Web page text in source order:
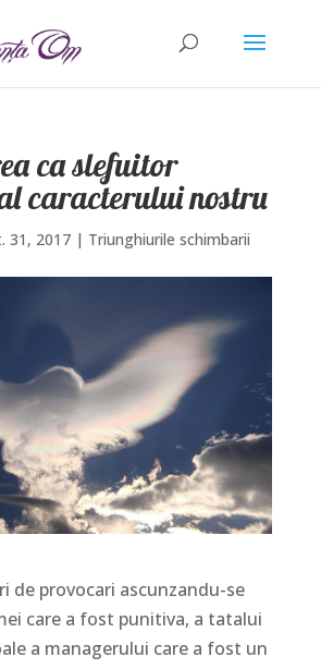
ca slefuitor
caracterului nostru
31, 2017| Triunghiurile schimbarii
de provocari ascunzandu-se
care a fost punitiva, a tatalui
a managerului care a fost un